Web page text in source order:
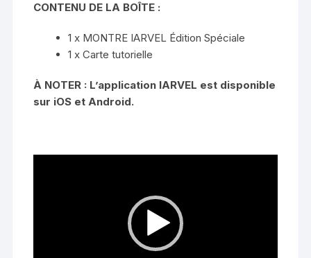
CONTENU DE LA BOÎTE :
1 x MONTRE IARVEL Édition Spéciale
1 x Carte tutorielle
À NOTER : L’application IARVEL est disponible
sur iOS et Android.